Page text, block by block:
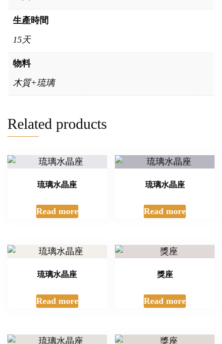
生產時間
15天
物料
木質+琉璃
Related products
琉璃水晶座
Read more
琉璃水晶座
Read more
琉璃水晶座
Read more
獎座
Read more